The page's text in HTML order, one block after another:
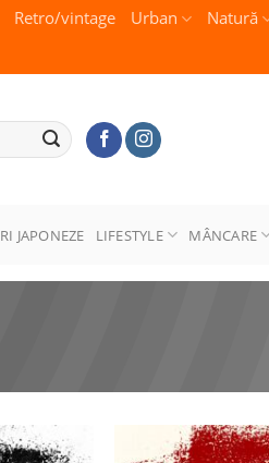
Retro/vintage Urban Natură
JAPONEZE LIFESTYLE MÂNCARE